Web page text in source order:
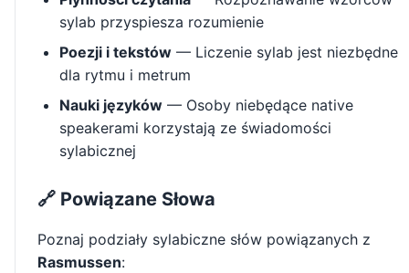
sylab przyspiesza rozumienie
Poezji i tekstów — Liczenie sylab jest niezbędne
dla rytmu i metrum
Nauki języków — Osoby niebędące native
speakerami korzystają ze świadomości
sylabicznej
🔗 Powiązane Słowa
Poznaj podziały sylabiczne słów powiązanych z
Rasmussen: